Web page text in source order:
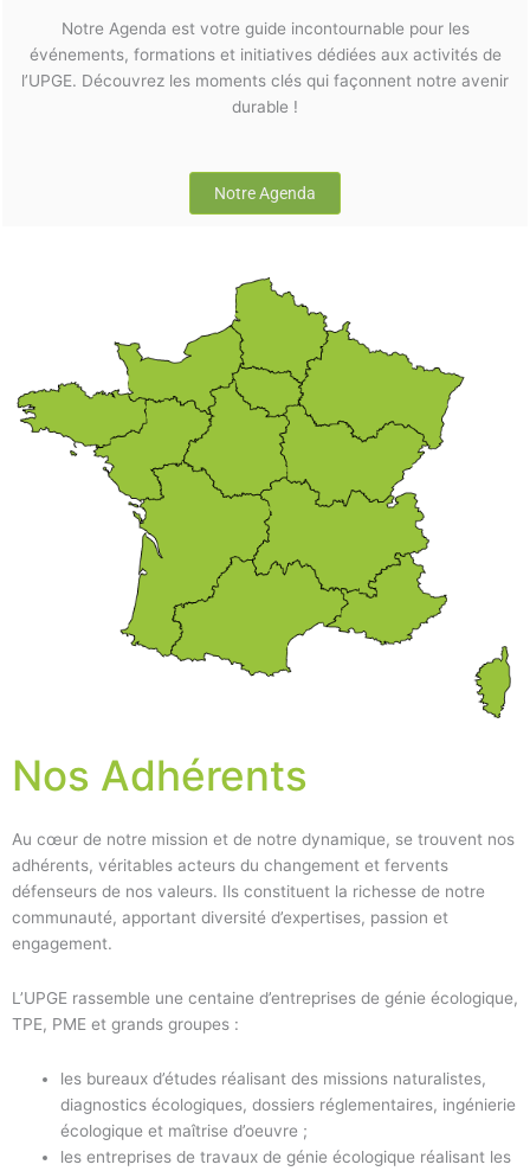
Notre Agenda est votre guide incontournable pour les
événements, formations et initiatives dédiées aux activités de
l’UPGE. Découvrez les moments clés qui façonnent notre avenir
durable !
Notre Agenda
Nos Adhérents
Au cœur de notre mission et de notre dynamique, se trouvent nos
adhérents, véritables acteurs du changement et fervents
défenseurs de nos valeurs. Ils constituent la richesse de notre
communauté, apportant diversité d’expertises, passion et
engagement.
L’UPGE rassemble une centaine d’entreprises de génie écologique,
TPE, PME et grands groupes :
les bureaux d’études réalisant des missions naturalistes,
diagnostics écologiques, dossiers réglementaires, ingénierie
écologique et maîtrise d’oeuvre ;
les entreprises de travaux de génie écologique réalisant les